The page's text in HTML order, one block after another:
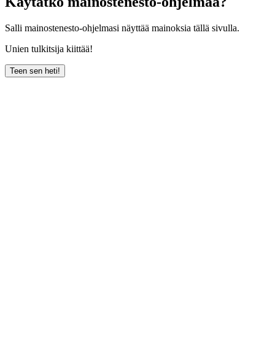
Salli mainostenesto-ohjelmasi näyttää mainoksia tällä sivulla.
Unien tulkitsija kiittää!
Teen sen heti!